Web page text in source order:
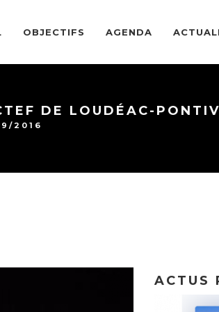
OBJECTIFS AGENDA
DE LOUDÉAC-
2016
ACTUS